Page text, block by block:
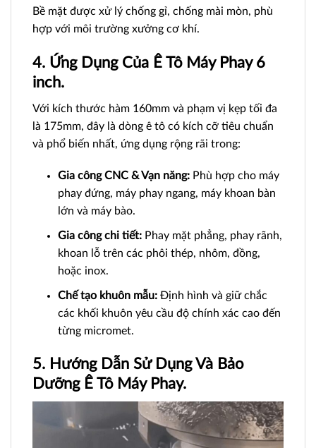
Bề mặt được xử lý chống gỉ, chống mài mòn, phù
hợp với môi trường xưởng cơ khí.
4. Ứng Dụng Của Ê Tô Máy Phay 6
inch.
Với kích thước hàm 160mm và phạm vị kẹp tối đa
là 175mm, đây là dòng ê tô có kích cỡ tiêu chuẩn
và phổ biến nhất, ứng dụng rộng rãi trong:
Gia công CNC & Vạn năng:Phù hợp cho máy
phay đứng, máy phay ngang, máy khoan bàn
lớn và máy bào.
Gia công chi tiết:Phay mặt phẳng, phay rãnh,
khoan lỗ trên các phôi thép, nhôm, đồng,
hoặc inox.
Chế tạo khuôn mẫu:Định hình và giữ chắc
các khối khuôn yêu cầu độ chính xác cao đến
từng micromet.
5. Hướng Dẫn Sử Dụng Và Bảo
Dưỡng Ê Tô Máy Phay.